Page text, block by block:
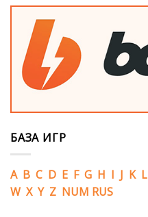
БАЗА ИГР
A B C D E F G H I J K L
W X Y Z NUM RUS